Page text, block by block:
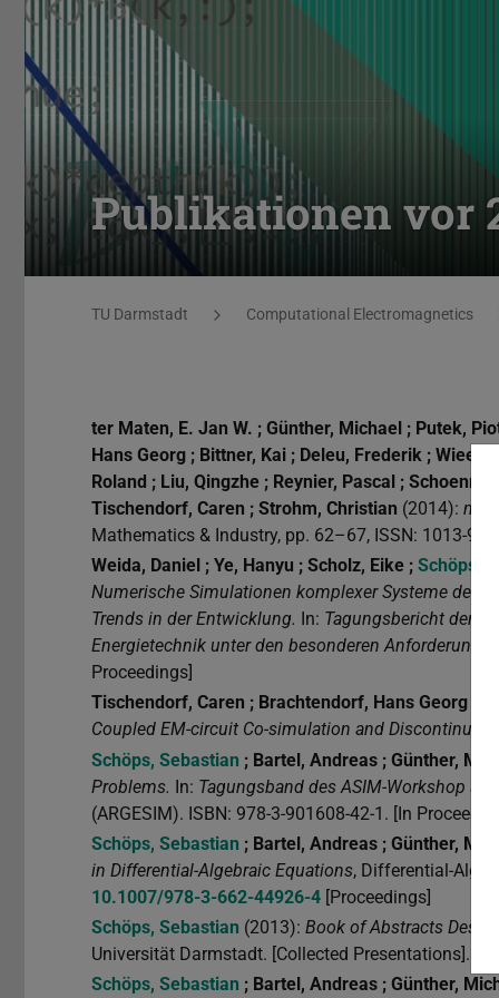
Publikationen vor
Sie befinden sich hier:
TU Darmstadt Computational Electromagnetics